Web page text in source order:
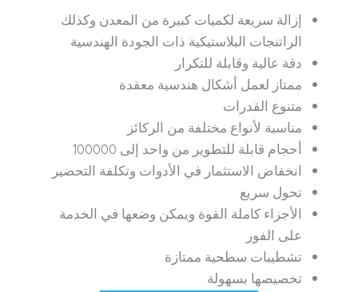
إزالة سريعة لكميات كبيرة من المعدن وكذلك
الراتنجات البلاستيكية ذات الجودة الهندسية
دقة عالية وقابلة للتكرار
ممتاز لعمل أشكال هندسية معقدة
متنوع القدرات
مناسبة لأنواع مختلفة من الركائز
أحجام قابلة للتطوير من واحد إلى 100000
انخفاض الاستثمار في الأدوات وتكلفة التحضير
تحول سريع
الأجزاء كاملة القوة ويمكن وضعها في الخدمة
على الفور
تشطيبات سطحية ممتازة
تخصيصها بسهولة